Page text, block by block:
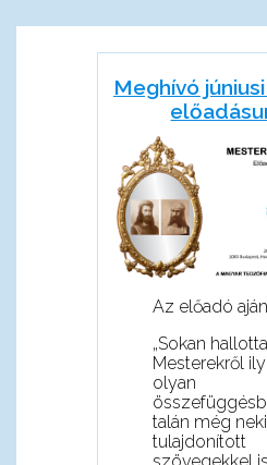
Meghívó
Az előadó
„Sokan
Mesterekről
olyan
talán még
tulajdonított
szövegekkel is